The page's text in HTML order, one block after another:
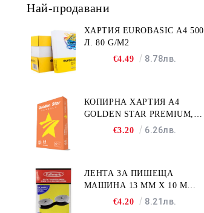
Най-продавани
ХАРТИЯ EUROBASIC А4 500
Л. 80 G/M2
€4.49
8.78лв.
КОПИРНА ХАРТИЯ A4
GOLDEN STAR PREMIUM,
€3.20 6.26лв.
ЛЕНТА ЗА ПИШЕЩА
МАШИНА 13 MM X 10 M
FULLMARK N001BK2S
€4.20 8.21лв.